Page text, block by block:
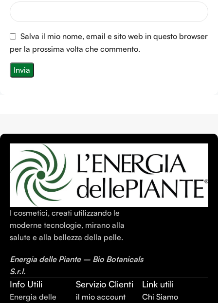
funzioni fisiologiche intestinali.
Salva il mio nome, email e sito web in questo browser
per la prossima volta che commento.
I cosmetici, creati utilizzando le
moderne tecnologie, mirano alla
salute e alla bellezza della pelle.
Energia delle Piante – Bio Botanicals
S.r.l.
Info Utili
Energia delle
Servizio Clienti
il mio account
Link utili
Chi Siamo